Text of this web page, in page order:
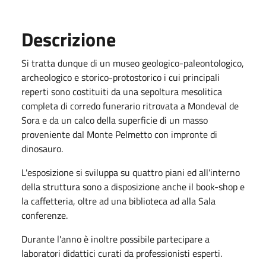
Descrizione
Si tratta dunque di un museo geologico-paleontologico,
archeologico e storico-protostorico i cui principali
reperti sono costituiti da una sepoltura mesolitica
completa di corredo funerario ritrovata a Mondeval de
Sora e da un calco della superficie di un masso
proveniente dal Monte Pelmetto con impronte di
dinosauro.
L'esposizione si sviluppa su quattro piani ed all'interno
della struttura sono a disposizione anche il book-shop e
la caffetteria, oltre ad una biblioteca ad alla Sala
conferenze.
Durante l'anno è inoltre possibile partecipare a
laboratori didattici curati da professionisti esperti.